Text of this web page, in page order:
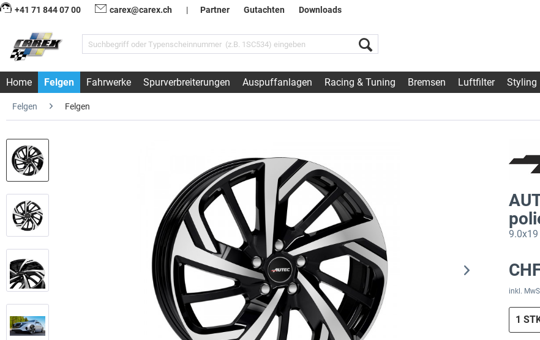
+41 71 844 07 00 carex@carex.ch | Partner Gutachten Downloads
Home Felgen Fahrwerke Spurverbreiterungen Auspuffanlagen Racing & Tuning Bremsen Luftfilter Styling
Felgen Felgen
9.0x19
inkl.